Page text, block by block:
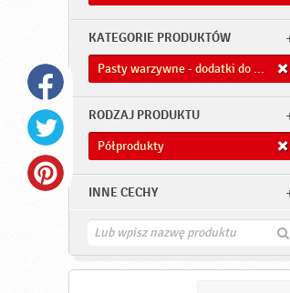
KATEGORIE PRODUKTÓW
Pasty warzywne - dodatki do dań
RODZAJ PRODUKTU
Półprodukty
INNE CECHY
Z